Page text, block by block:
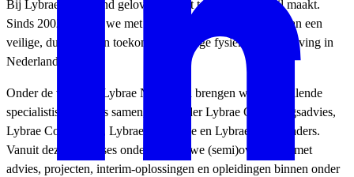
Bij Lybrae Nederland geloven we dat talent het verschil maakt.
Sinds 2002 werken we met meer dan 400 professionals aan een
veilige, duurzame en toekomstbestendige fysieke leefomgeving in
Nederland.
Onder de vlag van Lybrae Nederland brengen we verschillende
specialistische labels samen, waaronder Lybrae Omgevingsadvies,
Lybrae Consultants, Lybrae Academie en Lybrae NextLeaders.
Vanuit deze expertises ondersteunen we (semi)overheden met
advies, projecten, interim-oplossingen en opleidingen binnen onder